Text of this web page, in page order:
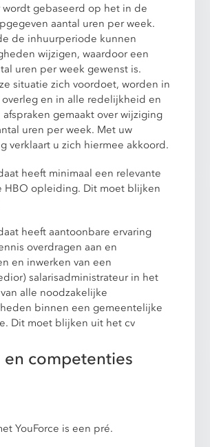
wordt gebaseerd op het in de
aantal uren per week.
de inhuurperiode kunnen
wijzigen, waardoor een
uren per week gewenst is.
situatie zich voordoet, worden in
en in alle redelijkheid en
gemaakt over wijziging
uren per week. Met uw
verklaart u zich hiermee akkoord.
heeft minimaal een relevante
HBO opleiding. Dit moet blijken
heeft aantoonbare ervaring
overdragen aan en
en inwerken van een
salarisadministrateur in het
alle noodzakelijke
binnen een gemeentelijke
Dit moet blijken uit het cv
en competenties
YouForce is een pré.